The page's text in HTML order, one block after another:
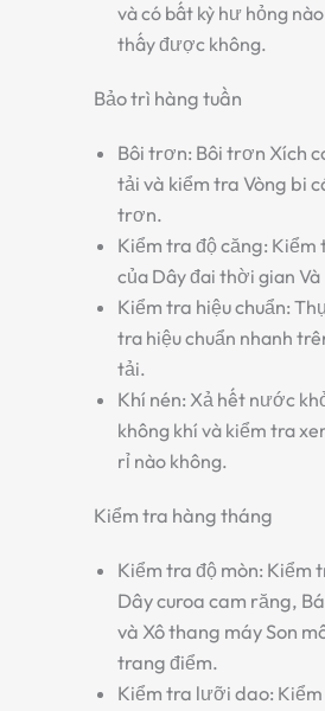
và có bất kỳ hư hỏng
thấy được không.
Bảo trì hàng tuần
Bôi trơn: Bôi trơn Xích
tải và kiểm tra Vòng bi
trơn.
Kiểm tra độ căng: Kiểm
của Dây đai thời gian Và
Kiểm tra hiệu chuẩn:
tra hiệu chuẩn nhanh
tải.
Khí nén: Xả hết nước
không khí và kiểm tra
rỉ nào không.
Kiểm tra hàng tháng
Kiểm tra độ mòn: Kiểm
Dây curoa cam răng,
và Xô thang máySon
trang điểm.
Kiểm tra lưỡi dao: